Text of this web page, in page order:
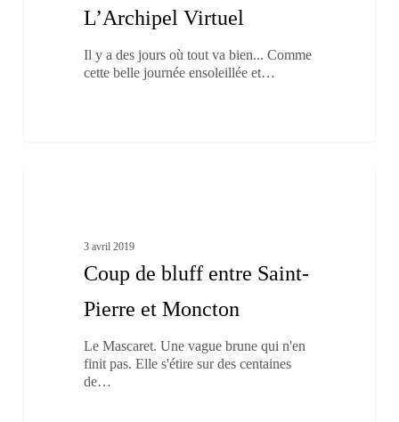
L’Archipel Virtuel
Il y a des jours où tout va bien... Comme
cette belle journée ensoleillée et…
3 avril 2019
Coup de bluff entre Saint-
Pierre et Moncton
Le Mascaret. Une vague brune qui n'en
finit pas. Elle s'étire sur des centaines
de…